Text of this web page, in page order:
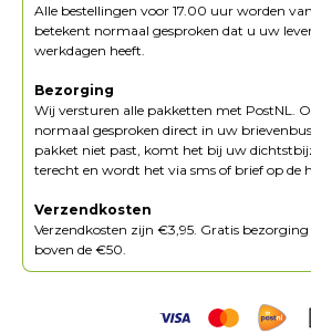
Alle bestellingen voor 17.00 uur worden
betekent normaal gesproken dat u uw
werkdagen heeft.
Bezorging
Wij versturen alle pakketten met PostNL.
normaal gesproken direct in uw
pakket niet past, komt het bij uw
terecht en wordt het via sms of brief op de
Verzendkosten
Verzendkosten zijn €3,95. Gratis
boven de €50.